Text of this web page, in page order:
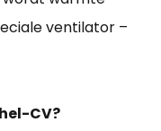
ventilator –
CV?